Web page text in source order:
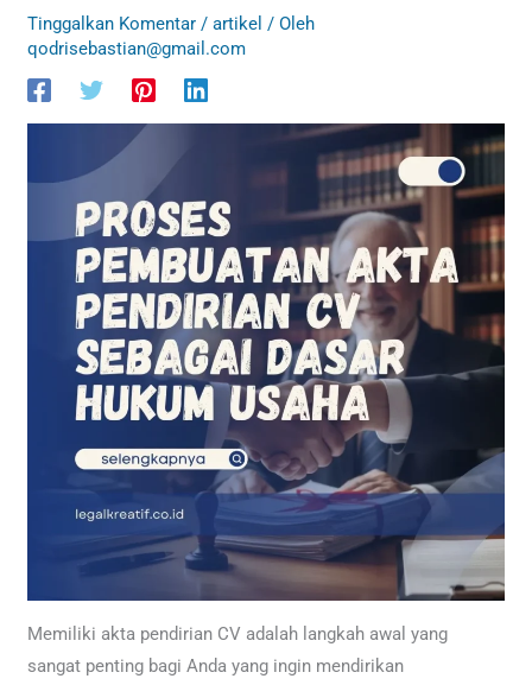
Tinggalkan Komentar /artikel / Oleh
qodrisebastian@gmail.com
Memiliki akta pendirian CV adalah langkah awal yang
sangat penting bagi Anda yang ingin mendirikan